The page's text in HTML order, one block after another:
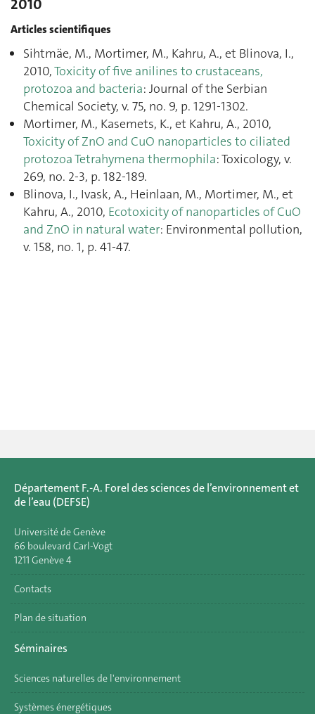
2010
Articles scientifiques
Sihtmäe, M., Mortimer, M., Kahru, A., et Blinova, I.,
2010,Toxicity of five anilines to crustaceans,
protozoa and bacteria: Journal of the Serbian
Chemical Society, v. 75, no. 9, p. 1291‑1302.
Mortimer, M., Kasemets, K., et Kahru, A., 2010,
Toxicity of ZnO and CuO nanoparticles to ciliated
protozoa Tetrahymena thermophila: Toxicology, v.
269, no. 2-3, p. 182‑189.
Blinova, I., Ivask, A., Heinlaan, M., Mortimer, M., et
Kahru, A., 2010, Ecotoxicity of nanoparticles of CuO
and ZnO in natural water: Environmental pollution,
v. 158, no. 1, p. 41‑47.
Département F.-A. Forel des sciences de l’environnement et
de l’eau (DEFSE)
Université de Genève
66 boulevard Carl-Vogt
1211 Genève 4
Contacts
Plan de situation
Séminaires
Sciences naturelles de l'environnement
Systèmes énergétiques